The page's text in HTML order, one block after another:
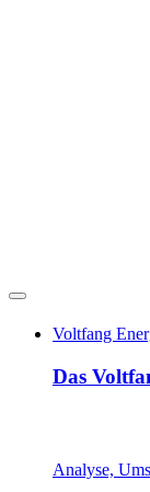
Voltfang
Das
Analyse,